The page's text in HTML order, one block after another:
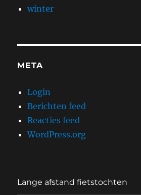
winter
META
Login
Berichten feed
Reacties feed
WordPress.org
Lange afstand fietstochten